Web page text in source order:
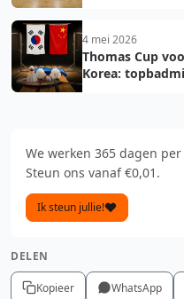
4 mei 2026
Thomas Cup
Korea:
We werken 365 dagen
Steun ons vanaf €0,01.
Ik steun jullie!
DELEN
Kopieer WhatsApp